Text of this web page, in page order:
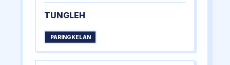
TUNGLEH
PARINGKELAN